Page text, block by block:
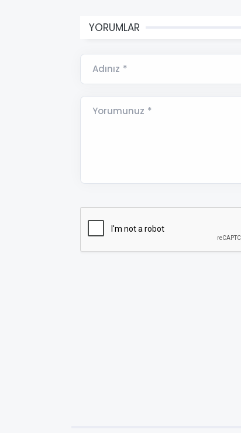
YORUMLAR
Adınız *
Yorumunuz *